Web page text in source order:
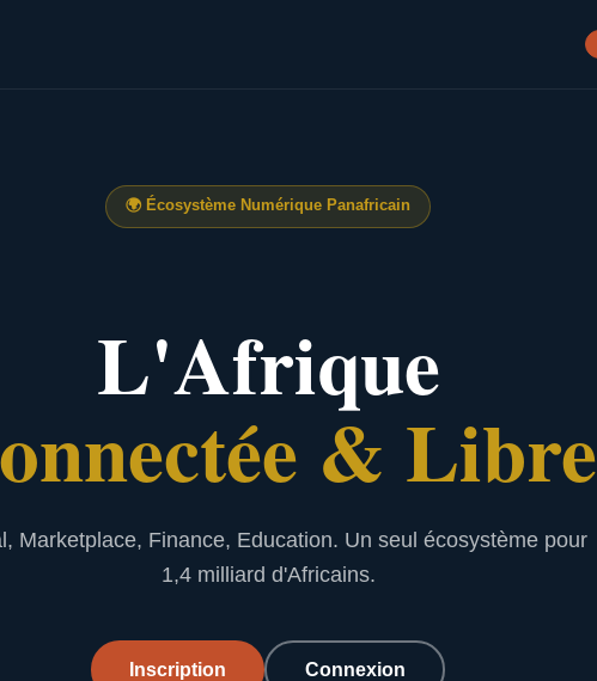
🌍 Écosystème Numérique Panafricain
L'Afrique
& Libre
Marketplace, Finance, Education. Un seul écosystème pour
1,4 milliard d'Africains.
Inscription Connexion